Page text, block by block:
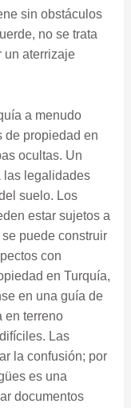
sin obstáculos
no se trata
un aterrizaje
a menudo
de propiedad en
ocultas. Un
las legalidades
suelo. Los
estar sujetos a
puede construir
con
en Turquía,
en una guía de
en terreno
Las
la confusión; por
es una
documentos